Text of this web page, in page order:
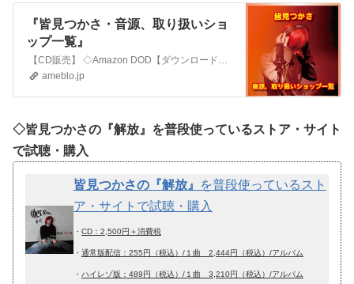
『皆見つかさ・音源、取り扱いショ
ップ一覧』
【CD販売】 ◇Amazon DOD【ダウンロード配信】 ◇iTunes Store ◇Amazon Music ◇d-ミュージック ◇Music Stor…
ameblo.jp
◇皆見つかさの『解放』を普段使っているストア・サイト
で試聴・購入
皆見つかさの『解放』
を普段使っているスト
ア・サイトで試聴・購入
・ CD：2,500円＋消費税
・ 通常版配信：255円（税込）/１曲 2,444円（税込）/アルバム
・ ハイレゾ版：489円（税込）/１曲 3,210円（税込）/アルバム